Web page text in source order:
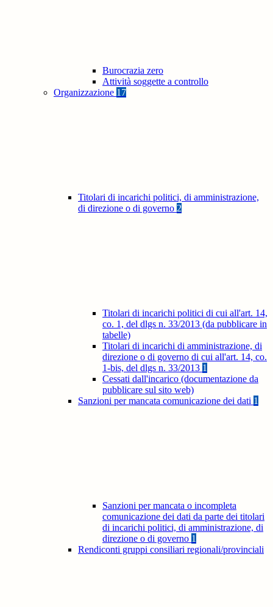
Burocrazia zero
Attività soggette a controllo
Organizzazione 17
Titolari di incarichi politici, di amministrazione,
di direzione o di governo 2
Titolari di incarichi politici di cui all'art. 14,
co. 1, del dlgs n. 33/2013 (da pubblicare in
tabelle)
Titolari di incarichi di amministrazione, di
direzione o di governo di cui all'art. 14, co.
1-bis, del dlgs n. 33/2013 1
Cessati dall'incarico (documentazione da
pubblicare sul sito web)
Sanzioni per mancata comunicazione dei dati 1
Sanzioni per mancata o incompleta
comunicazione dei dati da parte dei titolari
di incarichi politici, di amministrazione, di
direzione o di governo 1
Rendiconti gruppi consiliari regionali/provinciali